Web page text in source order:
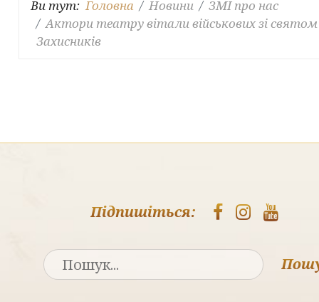
Ви тут:Головна Новини
ЗМІ про нас
Актори театру вітали військових зі святом
Захисників
Підпишіться: